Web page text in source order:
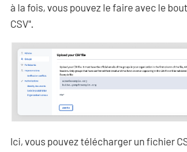
à la fois, vous pouvez le faire avec le
CSV".
Ici, vous pouvez télécharger un fichier